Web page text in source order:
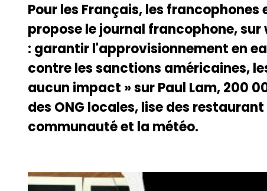
Pour les Français, les
propose le journal francophone,
: garantir l'approvisionnement en
contre les sanctions américaines,
aucun impact » sur Paul Lam, 200
des ONG locales, lise des
communauté et la météo.